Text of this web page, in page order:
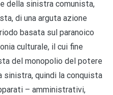
della sinistra comunista,
di una arguta azione
basata sul paranoico
culturale, il cui fine
del monopolio del potere
quindi la conquista
– amministrativi,